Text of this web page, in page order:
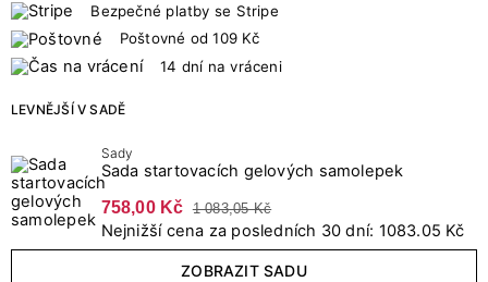
Bezpečné platby se Stripe
Poštovné od 109 Kč
14 dní na vráceni
LEVNĚJŠÍ V SADĚ
Sady
Sada startovacích gelových samolepek
758,00 Kč 1 083,05 Kč
Nejnižší cena za posledních 30 dní: 1083.05 Kč
ZOBRAZIT SADU